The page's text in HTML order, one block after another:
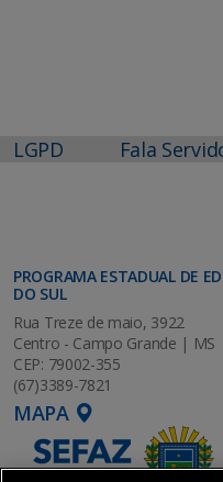
LGPD Fala
PROGRAMA ESTADUAL DE
DO SUL
Rua Treze de maio, 3922
Centro - Campo Grande | MS
CEP: 79002-355
(67)3389-7821
MAPA